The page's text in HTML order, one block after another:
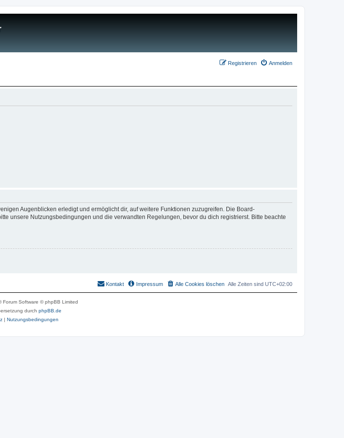
Anmelden
Registrieren
Augenblicken erledigt und ermöglicht dir, auf weitere Funktionen zuzugreifen. Die Board-
unsere Nutzungsbedingungen und die verwandten Regelungen, bevor du dich registrierst. Bitte beachte
Alle Zeiten sind UTC+02:00
Alle Cookies löschen
Impressum
Kontakt
Forum Software © phpBB Limited
durch phpBB.de
| Nutzungsbedingungen